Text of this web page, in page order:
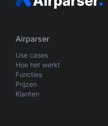
Airparser
Use cases
Hoe het werkt
Functies
Prijzen
Klanten